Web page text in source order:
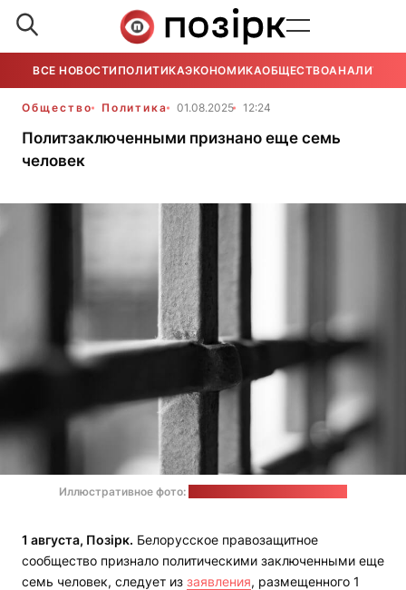
ВСЕ НОВОСТИ ПОЛИТИКАЭКОНОМИКАОБЩЕСТВОАНАЛИТИКА
Общество Политика 01.08.2025 12:24
Политзаключенными признано еще семь
человек
Иллюстративное фото:
1 августа, Позірк. Белорусское правозащитное
сообщество признало политическими заключенными еще
семь человек, следует из заявления, размещенного 1